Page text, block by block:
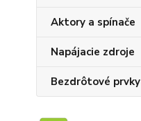
Aktory a spínače
Napájacie zdroje
Bezdrôtové prvky